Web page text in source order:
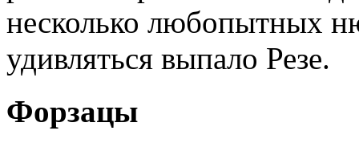
несколько любопытных
удивляться выпало Резе.
Форзацы